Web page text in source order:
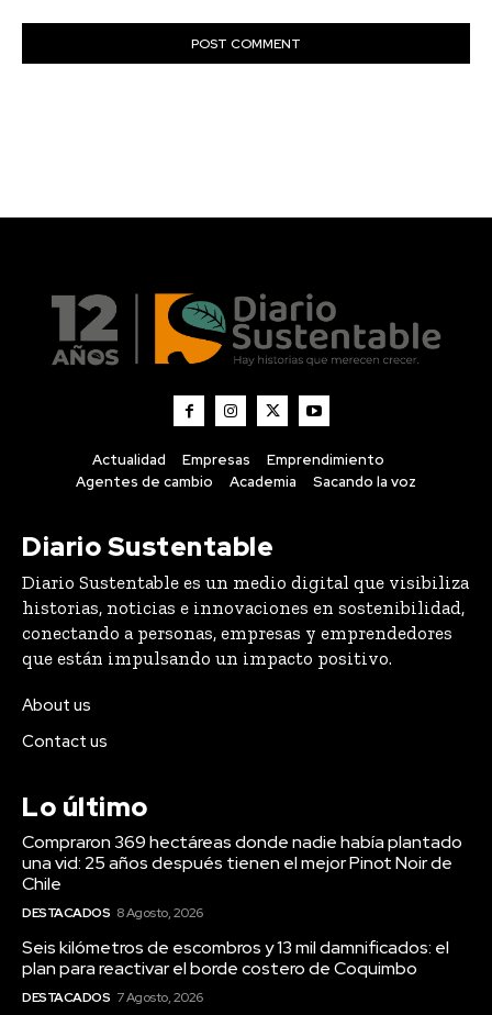
Actualidad Empresas
Emprendimiento
Agentes de cambio
Academia Sacando la voz
Diario Sustentable
Diario Sustentable es un medio digital que visibiliza
historias, noticias e innovaciones en sostenibilidad,
conectando a personas, empresas y emprendedores
que están impulsando un impacto positivo.
About us
Contact us
Lo último
Compraron 369 hectáreas donde nadie había plantado
una vid: 25 años después tienen el mejor Pinot Noir de
Chile
DESTACADOS 8 Agosto, 2026
Seis kilómetros de escombros y 13 mil damnificados: el
plan para reactivar el borde costero de Coquimbo
DESTACADOS 7 Agosto, 2026